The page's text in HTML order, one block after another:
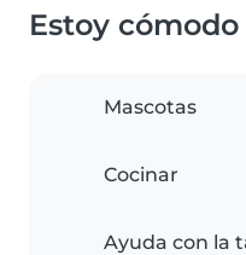
Estoy cómodo
Mascotas
Cocinar
Ayuda con la